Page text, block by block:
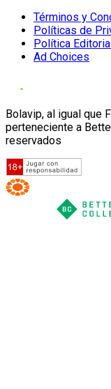
Términos y
Políticas de
Política
Ad Choices
Bolavip, al igual que
perteneciente a
reservados